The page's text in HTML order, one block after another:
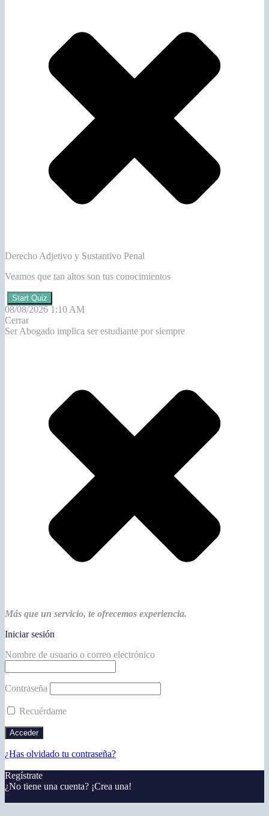
Derecho Adjetivo y Sustantivo Penal
Veamos que tan altos son tus conocimientos
Start Quiz
08/08/2026 1:10 AM
Cerrar
Ser Abogado implica ser estudiante por siempre
Más que un servicio, te ofrecemos experiencia.
Iniciar sesión
Nombre de usuario o correo electrónico
Contraseña
Recuérdame
¿Has olvidado tu contraseña?
Regístrate
¿No tiene una cuenta? ¡Crea una!